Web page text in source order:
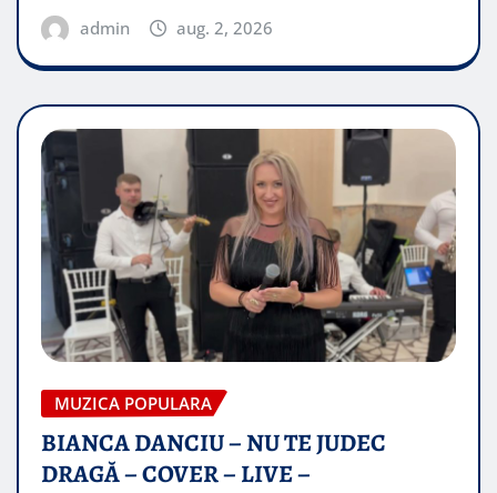
admin aug. 2, 2026
MUZICA POPULARA
BIANCA DANCIU – NU TE JUDEC
DRAGĂ – COVER – LIVE –